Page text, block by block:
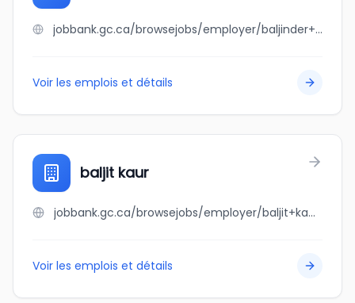
jobbank.gc.ca/browsejobs/employer/baljinder+lidder/ca
Voir les emplois et détails
baljit kaur
jobbank.gc.ca/browsejobs/employer/baljit+kaur/ca
Voir les emplois et détails